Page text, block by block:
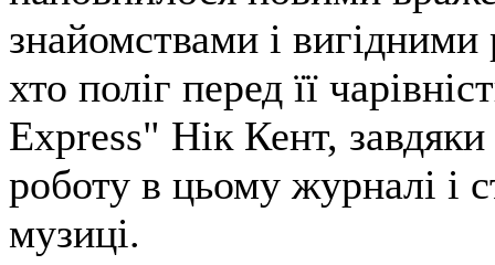
знайомствами і
хто поліг перед її
Express" Нік Кент,
роботу в цьому журналі і
музиці.